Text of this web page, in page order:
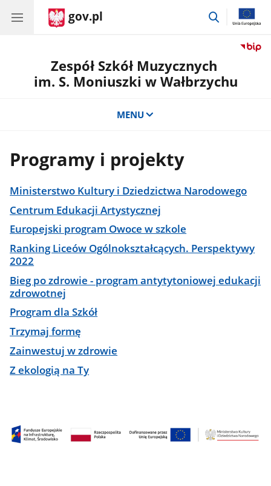
gov.pl
przejdź
Zespół Szkół Muzycznych
im. S. Moniuszki w Wałbrzychu
MENU
Programy i projekty
Ministerstwo Kultury i Dziedzictwa Narodowego
Centrum Edukacji Artystycznej
Europejski program Owoce w szkole
Ranking Liceów Ogólnokształcących. Perspektywy
2022
Bieg po zdrowie - program antytytoniowej edukacji
zdrowotnej
Program dla Szkół
Trzymaj formę
Zainwestuj w zdrowie
Z ekologią na Ty